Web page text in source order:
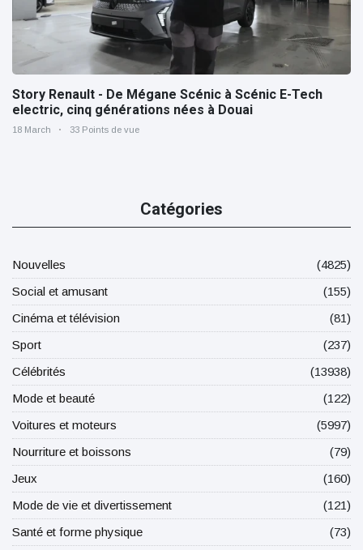
Story Renault - De Mégane Scénic à Scénic E-Tech
electric, cinq générations nées à Douai
18 March 33 Points de vue
Catégories
Nouvelles
(4825)
Social et amusant
(155)
Cinéma et télévision
(81)
Sport
(237)
Célébrités
(13938)
Mode et beauté
(122)
Voitures et moteurs
(5997)
Nourriture et boissons
(79)
Jeux
(160)
Mode de vie et divertissement
(121)
Santé et forme physique
(73)